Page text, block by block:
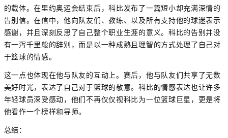
的载体。在里约奥运会结束后，科比发布了一篇短小却充满深情的
告别信。在信中，他向队友们、教练、以及所有支持他的球迷表示
感谢，并且深刻反思了自己整个职业生涯的意义。科比的告别并没
有一泻千里般的辞别，而是以一种成熟且理智的方式处理了自己对
于篮球的情感。
这一点也体现在他与队友的互动上。赛后，他与队友们共享了无数
美好时光，表达了自己对于篮球的敬意。科比的情感表达也让许多
年轻球员深受感动，他们不再仅仅视科比为一位篮球巨星，更是将
他看作一个榜样和导师。
总结：